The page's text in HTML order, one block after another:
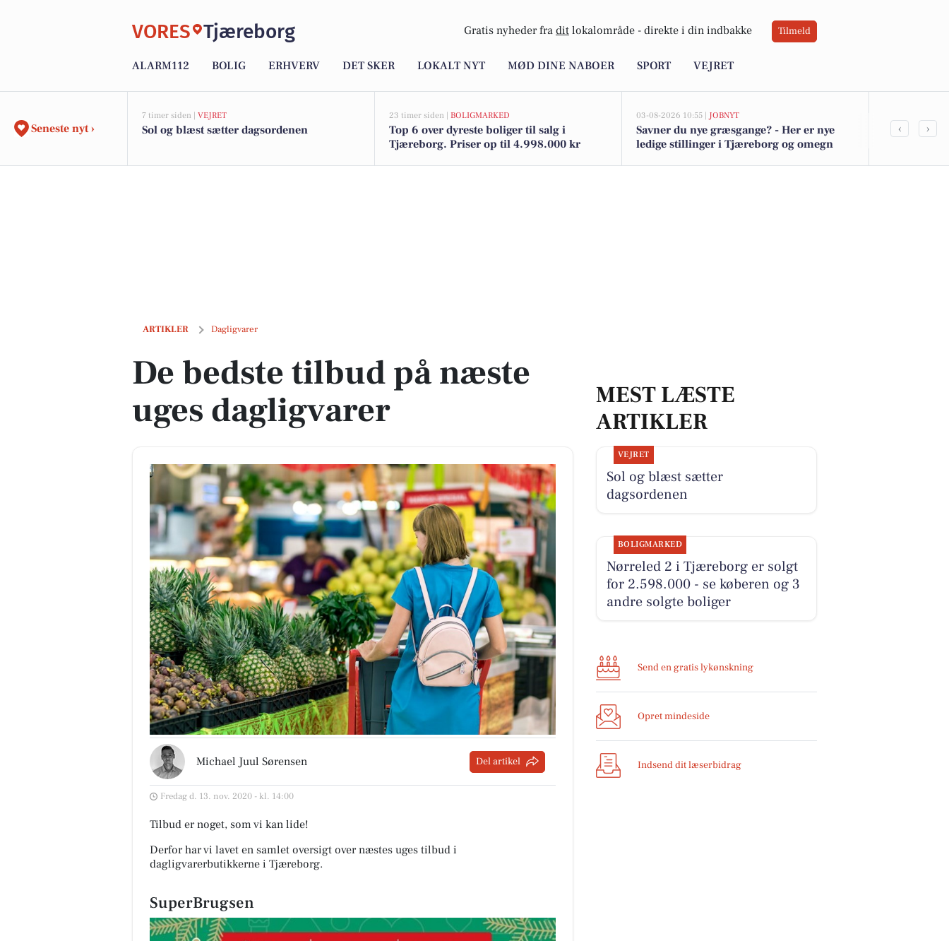
VORES Tjæreborg Gratis nyheder fra dit lokalområde - direkte i din indbakke Tilmeld
ALARM112 BOLIG ERHVERV DET SKER LOKALT NYT MØD DINE NABOER SPORT VEJRET
Seneste nyt ›
7 timer siden | VEJRET
Sol og blæst sætter dagsordenen
23 timer siden | BOLIGMARKED
Top 6 over dyreste boliger til salg i
Tjæreborg. Priser op til 4.998.000 kr
03-08-2026 10:55 | JOBNYT
Savner du nye græsgange? - Her er nye
ledige stillinger i Tjæreborg og omegn
‹ ›
ARTIKLER Dagligvarer
De bedste tilbud på næste uges dagligvarer
De bedste tilbud på næste
uges dagligvarer
Michael Juul Sørensen Del artikel
Fredag d. 13. nov. 2020 - kl. 14:00
Tilbud er noget, som vi kan lide!
Derfor har vi lavet en samlet oversigt over næstes uges tilbud i
dagligvarerbutikkerne i Tjæreborg.
SuperBrugsen
MEST LÆSTE
ARTIKLER
VEJRET
Sol og blæst sætter
dagsordenen
BOLIGMARKED
Nørreled 2 i Tjæreborg er solgt
for 2.598.000 - se køberen og 3
andre solgte boliger
Send en gratis lykønskning
Opret mindeside
Indsend dit læserbidrag